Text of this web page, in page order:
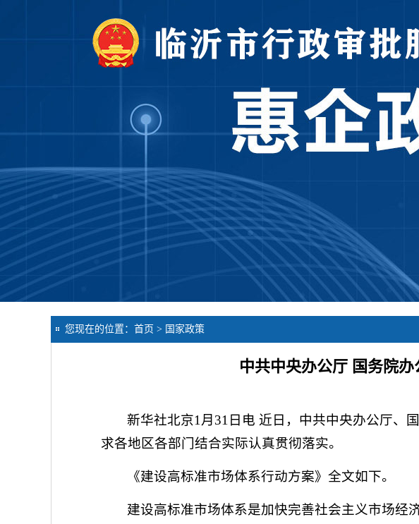
您现在的位置： 首页 > 国家政策
中共中央办公厅 国务院
新华社北京1月31日电 近日，中共中央办公厅、
求各地区各部门结合实际认真贯彻落实。
《建设高标准市场体系行动方案》全文如下。
建设高标准市场体系是加快完善社会主义市场经